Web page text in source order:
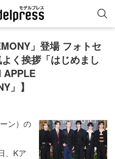
」登場 フォトセ
く挨拶「はじめまし
APPLE
」】
ン）の
、Kア